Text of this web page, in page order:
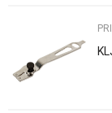
Poruka